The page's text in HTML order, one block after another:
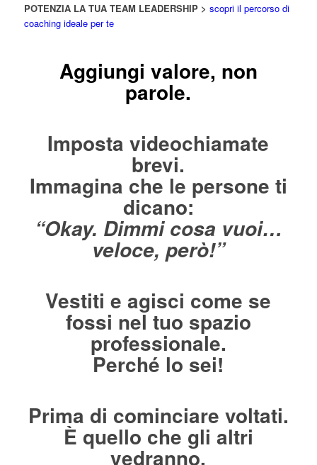
POTENZIA LA TUA TEAM LEADERSHIP > scopri il percorso di
coaching ideale per te
Aggiungi valore, non
parole.
Imposta videochiamate
brevi.
Immagina che le persone ti
dicano:
“Okay. Dimmi cosa vuoi…
veloce, però!”
Vestiti e agisci come se
fossi nel tuo spazio
professionale.
Perché lo sei!
Prima di cominciare voltati.
È quello che gli altri
vedranno.